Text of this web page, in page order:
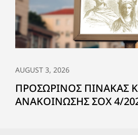
AUGUST 3, 2026
ΠΡΟΣΩΡΙΝΟΣ ΠΙΝΑΚΑΣ
ΑΝΑΚΟΙΝΩΣΗΣ ΣΟΧ 4/